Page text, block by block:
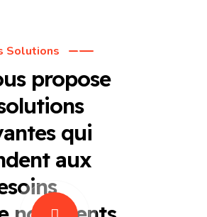
Solutions
propose
qui
aux